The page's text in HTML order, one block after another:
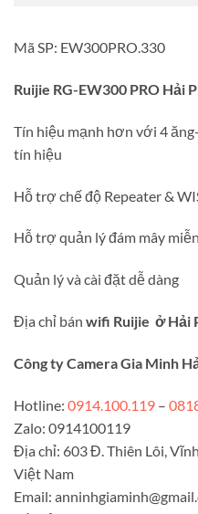
Mã SP: EW300PRO.330
Ruijie RG-EW300 PRO Hải
Tín hiệu mạnh hơn với 4
tín hiệu
Hỗ trợ chế độ Repeater &
Hỗ trợ quản lý đám mây
Quản lý và cài đặt dễ dàng
Địa chỉ bán wifi Ruijie ở Hải
Công ty Camera Gia Minh
Hotline: 0914.100.119 –
Zalo: 0914100119
Địa chỉ: 603 Đ. Thiên Lôi,
Việt Nam
Email: